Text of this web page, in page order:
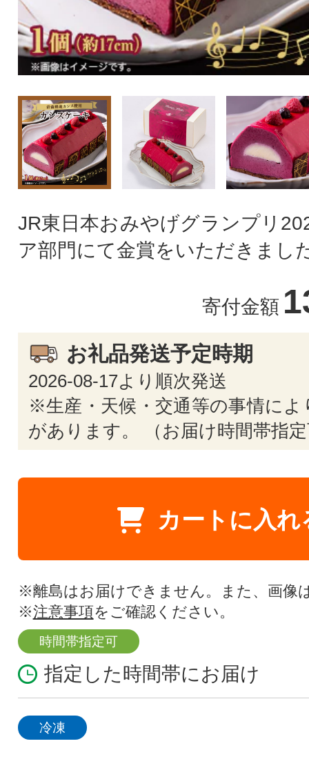
JR東日本おみやげグランプリ
ア部門にて金賞をいただきまし
寄付金額
お礼品発送予定時期
2026-08-17より順次発送
※生産・天候・交通等の事情によ
があります。 （お届け時間帯指
カートに入れ
※離島はお届けできません。また、画像
※注意事項をご確認ください。
時間帯指定可
指定した時間帯にお届け
冷凍